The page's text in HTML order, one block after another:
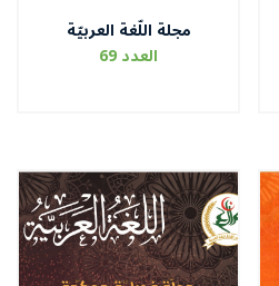
مجلة اللّغة العربيّة
العدد 69